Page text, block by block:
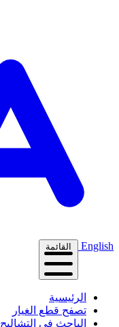
English القائمة
الرئيسية
تصفح قطع الغيار
الباحث في التشاليح